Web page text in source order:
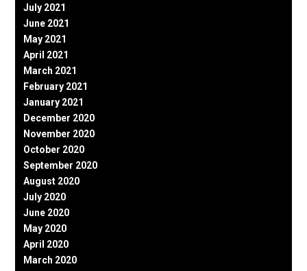
July 2021
June 2021
May 2021
April 2021
March 2021
February 2021
January 2021
December 2020
November 2020
October 2020
September 2020
August 2020
July 2020
June 2020
May 2020
April 2020
March 2020